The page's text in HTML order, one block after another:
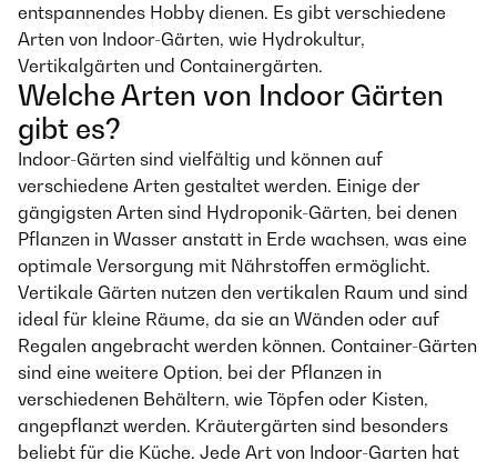
entspannendes Hobby dienen. Es gibt verschiedene
Arten von Indoor-Gärten, wie Hydrokultur,
Vertikalgärten und Containergärten.
Welche Arten von Indoor Gärten
gibt es?
Indoor-Gärten sind vielfältig und können auf
verschiedene Arten gestaltet werden. Einige der
gängigsten Arten sind Hydroponik-Gärten, bei denen
Pflanzen in Wasser anstatt in Erde wachsen, was eine
optimale Versorgung mit Nährstoffen ermöglicht.
Vertikale Gärten nutzen den vertikalen Raum und sind
ideal für kleine Räume, da sie an Wänden oder auf
Regalen angebracht werden können. Container-Gärten
sind eine weitere Option, bei der Pflanzen in
verschiedenen Behältern, wie Töpfen oder Kisten,
angepflanzt werden. Kräutergärten sind besonders
beliebt für die Küche. Jede Art von Indoor-Garten hat